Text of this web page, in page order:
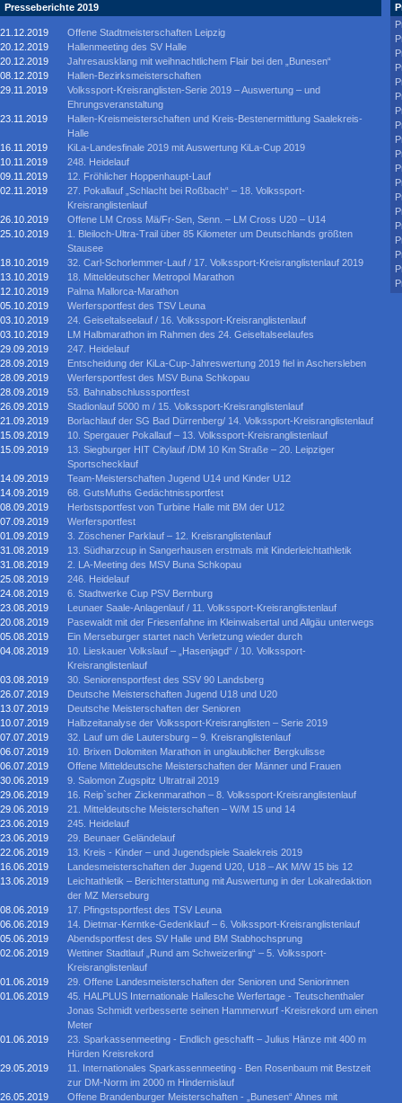
Presseberichte 2019
21.12.2019
Offene Stadtmeisterschaften Leipzig
20.12.2019
Hallenmeeting des SV Halle
20.12.2019
Jahresausklang mit weihnachtlichem Flair bei den „Bunesen“
08.12.2019
Hallen-Bezirksmeisterschaften
29.11.2019
Volkssport-Kreisranglisten-Serie 2019 – Auswertung – und
Ehrungsveranstaltung
23.11.2019
Hallen-Kreismeisterschaften und Kreis-Bestenermittlung Saalekreis-
Halle
16.11.2019
KiLa-Landesfinale 2019 mit Auswertung KiLa-Cup 2019
10.11.2019
248. Heidelauf
09.11.2019
12. Fröhlicher Hoppenhaupt-Lauf
02.11.2019
27. Pokallauf „Schlacht bei Roßbach“ – 18. Volkssport-
Kreisranglistenlauf
26.10.2019
Offene LM Cross Mä/Fr-Sen, Senn. – LM Cross U20 – U14
25.10.2019
1. Bleiloch-Ultra-Trail über 85 Kilometer um Deutschlands größten
Stausee
18.10.2019
32. Carl-Schorlemmer-Lauf / 17. Volkssport-Kreisranglistenlauf 2019
13.10.2019
18. Mitteldeutscher Metropol Marathon
12.10.2019
Palma Mallorca-Marathon
05.10.2019
Werfersportfest des TSV Leuna
03.10.2019
24. Geiseltalseelauf / 16. Volkssport-Kreisranglistenlauf
03.10.2019
LM Halbmarathon im Rahmen des 24. Geiseltalseelaufes
29.09.2019
247. Heidelauf
28.09.2019
Entscheidung der KiLa-Cup-Jahreswertung 2019 fiel in Aschersleben
28.09.2019
Werfersportfest des MSV Buna Schkopau
28.09.2019
53. Bahnabschlusssportfest
26.09.2019
Stadionlauf 5000 m / 15. Volkssport-Kreisranglistenlauf
21.09.2019
Borlachlauf der SG Bad Dürrenberg/ 14. Volkssport-Kreisranglistenlauf
15.09.2019
10. Spergauer Pokallauf – 13. Volkssport-Kreisranglistenlauf
15.09.2019
13. Siegburger HIT Citylauf /DM 10 Km Straße – 20. Leipziger
Sportschecklauf
14.09.2019
Team-Meisterschaften Jugend U14 und Kinder U12
14.09.2019
68. GutsMuths Gedächtnissportfest
08.09.2019
Herbstsportfest von Turbine Halle mit BM der U12
07.09.2019
Werfersportfest
01.09.2019
3. Zöschener Parklauf – 12. Kreisranglistenlauf
31.08.2019
13. Südharzcup in Sangerhausen erstmals mit Kinderleichtathletik
31.08.2019
2. LA-Meeting des MSV Buna Schkopau
25.08.2019
246. Heidelauf
24.08.2019
6. Stadtwerke Cup PSV Bernburg
23.08.2019
Leunaer Saale-Anlagenlauf / 11. Volkssport-Kreisranglistenlauf
20.08.2019
Pasewaldt mit der Friesenfahne im Kleinwalsertal und Allgäu unterwegs
05.08.2019
Ein Merseburger startet nach Verletzung wieder durch
04.08.2019
10. Lieskauer Volkslauf – „Hasenjagd“ / 10. Volkssport-
Kreisranglistenlauf
03.08.2019
30. Seniorensportfest des SSV 90 Landsberg
26.07.2019
Deutsche Meisterschaften Jugend U18 und U20
13.07.2019
Deutsche Meisterschaften der Senioren
10.07.2019
Halbzeitanalyse der Volkssport-Kreisranglisten – Serie 2019
07.07.2019
32. Lauf um die Lautersburg – 9. Kreisranglistenlauf
06.07.2019
10. Brixen Dolomiten Marathon in unglaublicher Bergkulisse
06.07.2019
Offene Mitteldeutsche Meisterschaften der Männer und Frauen
30.06.2019
9. Salomon Zugspitz Ultratrail 2019
29.06.2019
16. Reip`scher Zickenmarathon – 8. Volkssport-Kreisranglistenlauf
29.06.2019
21. Mitteldeutsche Meisterschaften – W/M 15 und 14
23.06.2019
245. Heidelauf
23.06.2019
29. Beunaer Geländelauf
22.06.2019
13. Kreis - Kinder – und Jugendspiele Saalekreis 2019
16.06.2019
Landesmeisterschaften der Jugend U20, U18 – AK M/W 15 bis 12
13.06.2019
Leichtathletik – Berichterstattung mit Auswertung in der Lokalredaktion
der MZ Merseburg
08.06.2019
17. Pfingstsportfest des TSV Leuna
06.06.2019
14. Dietmar-Kerntke-Gedenklauf – 6. Volkssport-Kreisranglistenlauf
05.06.2019
Abendsportfest des SV Halle und BM Stabhochsprung
02.06.2019
Wettiner Stadtlauf „Rund am Schweizerling“ – 5. Volkssport-
Kreisranglistenlauf
01.06.2019
29. Offene Landesmeisterschaften der Senioren und Seniorinnen
01.06.2019
45. HALPLUS Internationale Hallesche Werfertage - Teutschenthaler
Jonas Schmidt verbesserte seinen Hammerwurf -Kreisrekord um einen
Meter
01.06.2019
23. Sparkassenmeeting - Endlich geschafft – Julius Hänze mit 400 m
Hürden Kreisrekord
29.05.2019
11. Internationales Sparkassenmeeting - Ben Rosenbaum mit Bestzeit
zur DM-Norm im 2000 m Hindernislauf
26.05.2019
Offene Brandenburger Meisterschaften - „Bunesen“ Ahnes mit